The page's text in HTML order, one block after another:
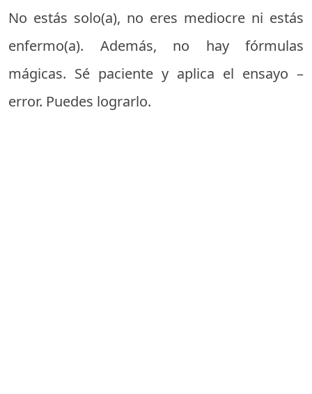
No estás solo(a), no eres mediocre ni estás
enfermo(a). Además, no hay fórmulas
mágicas. Sé paciente y aplica el ensayo –
error. Puedes lograrlo.